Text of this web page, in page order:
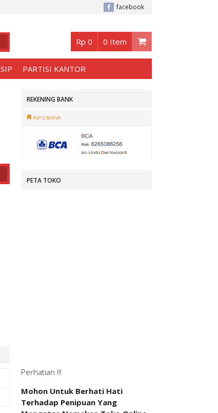
, Buka jam 08.30 s/d jam 17.00 , Sabtu - Minggu 08.30 s/d 14.00.
facebook
Rp 0 0 Item
PARTISI KANTOR
REKENING BANK
PETA TOKO
Perhatian !!!
Mohon Untuk Berhati Hati
Terhadap Penipuan Yang